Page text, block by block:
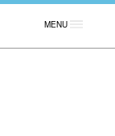
MENU